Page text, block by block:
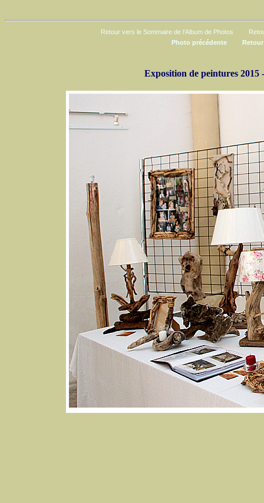
Retour vers le Sommaire de l'Album de Photos
Photo précédente
Exposition de peintures